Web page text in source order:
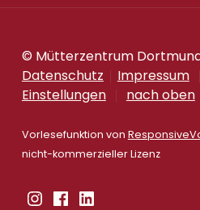
© Mütterzentrum
Datenschutz
Impressum
Einstellungen
nach oben
Vorlesefunktion von
nicht-kommerzieller Lizenz
Instagram
Facebook
Linkedin